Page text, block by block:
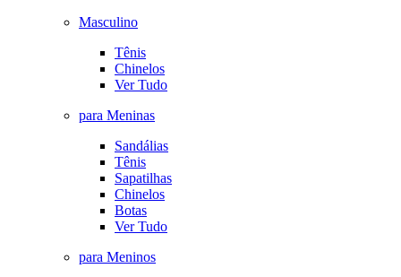
Masculino
Tênis
Chinelos
Ver Tudo
para Meninas
Sandálias
Tênis
Sapatilhas
Chinelos
Botas
Ver Tudo
para Meninos